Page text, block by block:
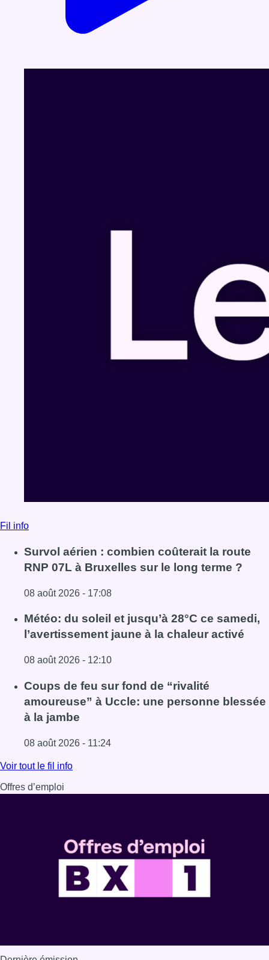
Fil info
Survol aérien : combien coûterait la route
RNP 07L à Bruxelles sur le long terme ?
08 août 2026 - 17:08
Lire l'article Survol aérien : combien coûterait la route
Météo: du soleil et jusqu’à 28°C ce samedi,
l’avertissement jaune à la chaleur activé
08 août 2026 - 12:10
Lire l'article Météo: du soleil et jusqu’à 28°C ce samedi,
Coups de feu sur fond de “rivalité
amoureuse” à Uccle: une personne blessée
à la jambe
08 août 2026 - 11:24
Lire l'article Coups de feu sur fond de “rivalité
Voir tout le fil info
Offres d’emploi